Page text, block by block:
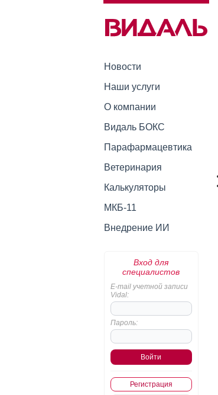
Новости
Наши услуги
О компании
Видаль БОКС
Парафармацевтика
Ветеринария
Калькуляторы
МКБ-11
Внедрение ИИ
Вход для
специалистов
E-mail учетной записи
Vidal:
Пароль:
Регистрация